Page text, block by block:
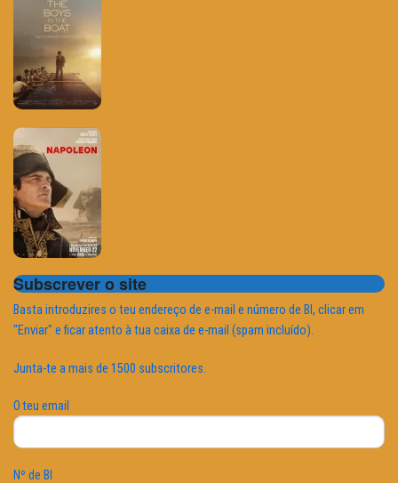
Subscrever o site
Basta introduzires o teu endereço de e-mail e número de BI, clicar em
"Enviar" e ficar atento à tua caixa de e-mail (spam incluído).
Junta-te a mais de 1500 subscritores.
O teu email
Nº de BI